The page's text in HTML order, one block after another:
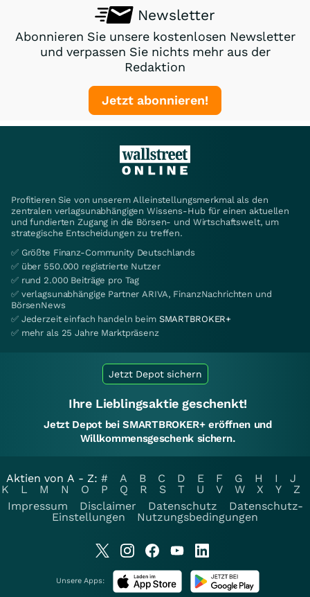
Newsletter
Abonnieren Sie unsere kostenlosen Newsletter
und verpassen Sie nichts mehr aus der
Redaktion
Jetzt abonnieren!
Profitieren Sie von unserem Alleinstellungsmerkmal als den
zentralen verlagsunabhängigen Wissens-Hub für einen aktuellen
und fundierten Zugang in die Börsen- und Wirtschaftswelt, um
strategische Entscheidungen zu treffen.
✅ Größte Finanz-Community Deutschlands
✅ über 550.000 registrierte Nutzer
✅ rund 2.000 Beiträge pro Tag
✅ verlagsunabhängige Partner ARIVA, FinanzNachrichten und
BörsenNews
✅ Jederzeit einfach handeln beim SMARTBROKER+
✅ mehr als 25 Jahre Marktpräsenz
Jetzt Depot sichern
Ihre Lieblingsaktie geschenkt!
Jetzt Depot bei SMARTBROKER+ eröffnen und
Willkommensgeschenk sichern.
Aktien von A - Z: # A B C D E F G H I
J
K
L M N O P Q R S T U V W X Y
Z
Impressum
Disclaimer Datenschutz
Datenschutz-
Einstellungen
Nutzungsbedingungen
Unsere Apps: